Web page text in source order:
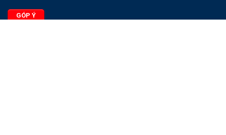
GÓP Ý